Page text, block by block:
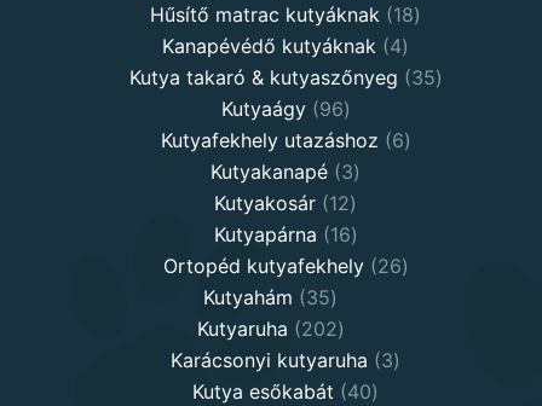
products
Hűsítő matrac kutyáknak 1818
Kanapévédő kutyáknak 44
products
Kutya takaró & kutyaszőnyeg 3535
Kutyaágy 9696
products
Kutyafekhely utazáshoz 66
Kutyakanapé 33
products
Kutyakosár 1212
products
Kutyapárna 1616
products
Ortopéd kutyafekhely 2626
Kutyahám 3535
products
Kutyaruha 202202
products
Karácsonyi kutyaruha 33
Kutya esőkabát 4040